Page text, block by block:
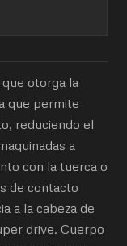
otorga la
que permite
reduciendo el
a
con la tuerca o
de contacto
a la cabeza de
drive. Cuerpo